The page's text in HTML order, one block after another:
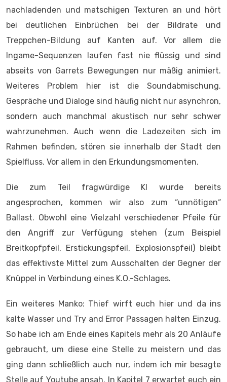
nachladenden und matschigen Texturen an und hört
bei deutlichen Einbrüchen bei der Bildrate und
Treppchen-Bildung auf Kanten auf. Vor allem die
Ingame-Sequenzen laufen fast nie flüssig und sind
abseits von Garrets Bewegungen nur mäßig animiert.
Weiteres Problem hier ist die Soundabmischung.
Gespräche und Dialoge sind häufig nicht nur asynchron,
sondern auch manchmal akustisch nur sehr schwer
wahrzunehmen. Auch wenn die Ladezeiten sich im
Rahmen befinden, stören sie innerhalb der Stadt den
Spielfluss. Vor allem in den Erkundungsmomenten.
Die zum Teil fragwürdige KI wurde bereits
angesprochen, kommen wir also zum “unnötigen“
Ballast. Obwohl eine Vielzahl verschiedener Pfeile für
den Angriff zur Verfügung stehen (zum Beispiel
Breitkopfpfeil, Erstickungspfeil, Explosionspfeil) bleibt
das effektivste Mittel zum Ausschalten der Gegner der
Knüppel in Verbindung eines K.O.-Schlages.
Ein weiteres Manko: Thief wirft euch hier und da ins
kalte Wasser und Try and Error Passagen halten Einzug.
So habe ich am Ende eines Kapitels mehr als 20 Anläufe
gebraucht, um diese eine Stelle zu meistern und das
ging dann schließlich auch nur, indem ich mir besagte
Stelle auf Youtube ansah. In Kapitel 7 erwartet euch ein